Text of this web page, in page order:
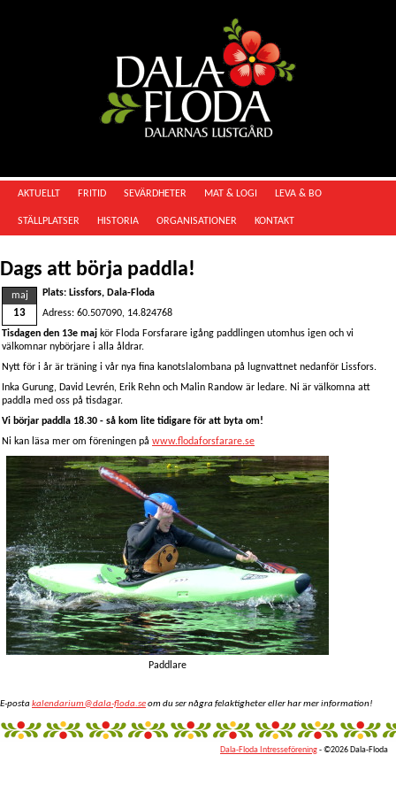
AKTUELLT FRITID SEVÄRDHETER MAT & LOGI LEVA & BO
STÄLLPLATSER HISTORIA ORGANISATIONER KONTAKT
Dags att börja paddla!
maj
13
Plats: Lissfors, Dala-Floda
Adress: 60.507090, 14.824768
Tisdagen den 13e maj kör Floda Forsfarare igång paddlingen utomhus igen och vi
välkomnar nybörjare i alla åldrar.
Nytt för i år är träning i vår nya fina kanotslalombana på lugnvattnet nedanför Lissfors.
Inka Gurung, David Levrén, Erik Rehn och Malin Randow är ledare. Ni är välkomna att
paddla med oss på tisdagar.
Vi börjar paddla 18.30 - så kom lite tidigare för att byta om!
Ni kan läsa mer om föreningen på www.flodaforsfarare.se
Paddlare
E-postakalendarium@dala-floda.seom du ser några felaktigheter eller har mer information!
Dala-Floda Intresseförening- ©2026 Dala-Floda